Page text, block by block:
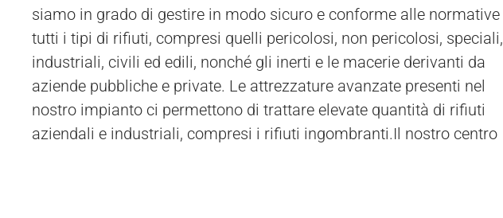
siamo in grado di gestire in modo sicuro e conforme alle normative
tutti i tipi di rifiuti, compresi quelli pericolosi, non pericolosi, speciali,
industriali, civili ed edili, nonché gli inerti e le macerie derivanti da
aziende pubbliche e private. Le attrezzature avanzate presenti nel
nostro impianto ci permettono di trattare elevate quantità di rifiuti
aziendali e industriali, compresi i rifiuti ingombranti.Il nostro centro